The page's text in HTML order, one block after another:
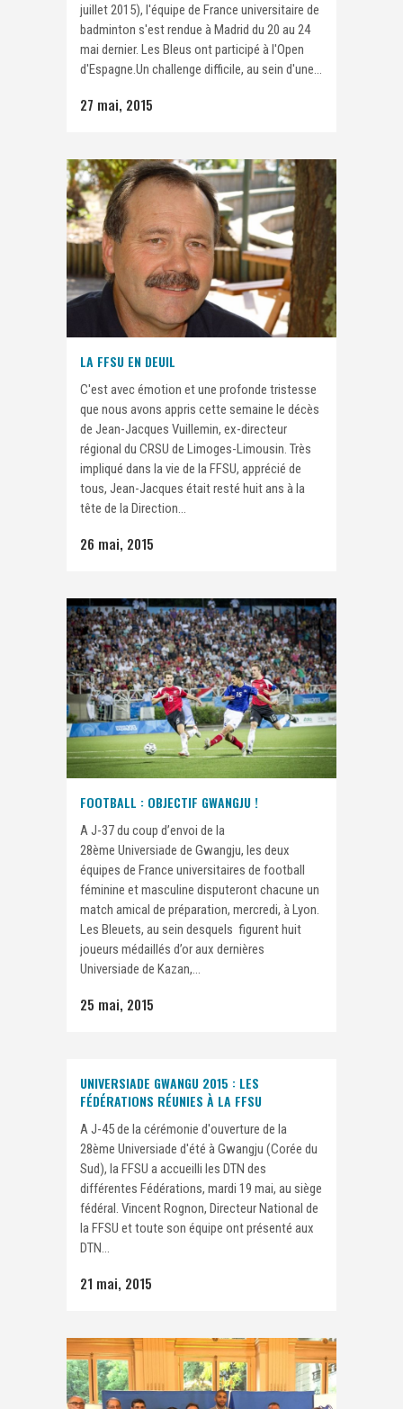
juillet 2015), l'équipe de France universitaire de
badminton s'est rendue à Madrid du 20 au 24
mai dernier. Les Bleus ont participé à l'Open
d'Espagne.Un challenge difficile, au sein d'une...
27 mai, 2015
LA FFSU EN DEUIL
C'est avec émotion et une profonde tristesse
que nous avons appris cette semaine le décès
de Jean-Jacques Vuillemin, ex-directeur
régional du CRSU de Limoges-Limousin. Très
impliqué dans la vie de la FFSU, apprécié de
tous, Jean-Jacques était resté huit ans à la
tête de la Direction...
26 mai, 2015
FOOTBALL : OBJECTIF GWANGJU !
A J-37 du coup d’envoi de la
28ème Universiade de Gwangju, les deux
équipes de France universitaires de football
féminine et masculine disputeront chacune un
match amical de préparation, mercredi, à Lyon.
Les Bleuets, au sein desquels figurent huit
joueurs médaillés d’or aux dernières
Universiade de Kazan,...
25 mai, 2015
UNIVERSIADE GWANGU 2015 : LES
FÉDÉRATIONS RÉUNIES À LA FFSU
A J-45 de la cérémonie d'ouverture de la
28ème Universiade d'été à Gwangju (Corée du
Sud), la FFSU a accueilli les DTN des
différentes Fédérations, mardi 19 mai, au siège
fédéral. Vincent Rognon, Directeur National de
la FFSU et toute son équipe ont présenté aux
DTN...
21 mai, 2015